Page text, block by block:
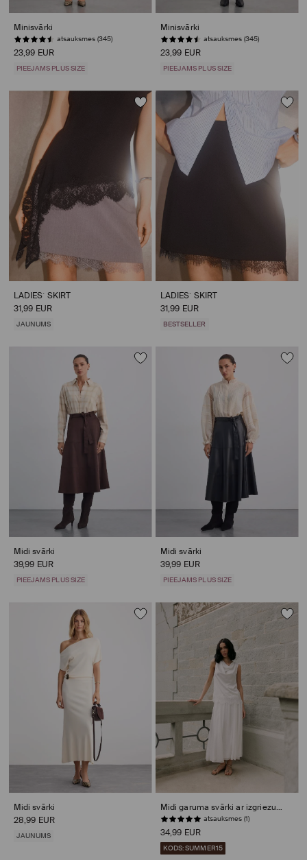
Minisvārki
atsauksmes (345)
23,99 EUR
PIEEJAMS PLUS SIZE
Minisvārki
atsauksmes (345)
23,99 EUR
PIEEJAMS PLUS SIZE
LADIES` SKIRT
31,99 EUR
JAUNUMS
LADIES` SKIRT
31,99 EUR
BESTSELLER
Midi svārki
39,99 EUR
PIEEJAMS PLUS SIZE
Midi svārki
39,99 EUR
PIEEJAMS PLUS SIZE
Midi svārki
28,99 EUR
JAUNUMS
Midi garuma svārki ar izgriezumu
atsauksmes (1)
34,99 EUR
KODS: SUMMER15